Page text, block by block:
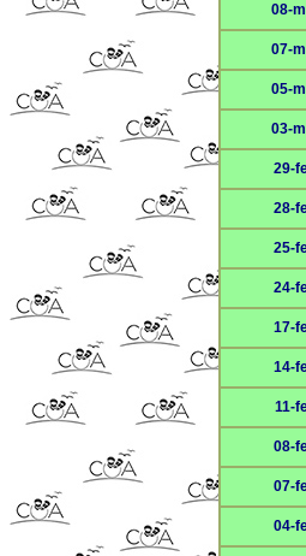
08-
07-
05-
03-
29-
28-
25-
24-
17-
14-
11-
08-
07-
04-